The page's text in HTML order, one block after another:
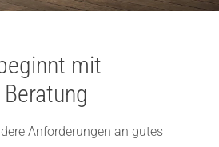
mit
Anforderungen an gutes